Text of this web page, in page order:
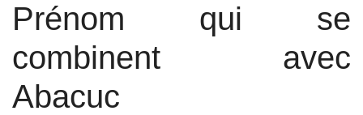
Prénom qui se
combinent avec
Abacuc